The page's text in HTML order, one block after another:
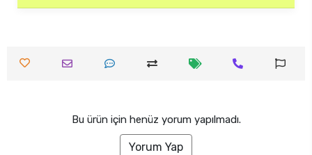
Bu ürün için henüz yorum yapılmadı.
Yorum Yap